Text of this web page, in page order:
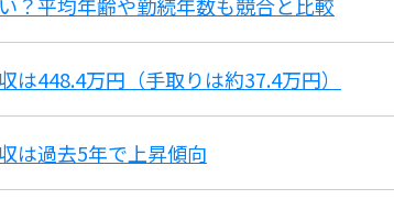
448.4万円（手取りは約37.4万円）
は過去5年で上昇傾向